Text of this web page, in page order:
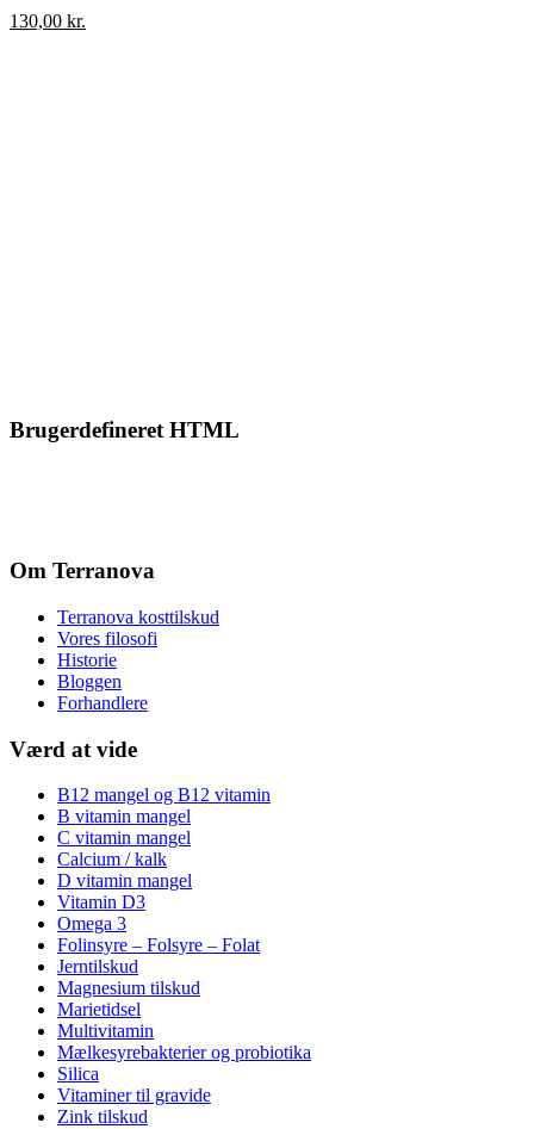
130,00 kr.
Brugerdefineret HTML
Om Terranova
Terranova kosttilskud
Vores filosofi
Historie
Bloggen
Forhandlere
Værd at vide
B12 mangel og B12 vitamin
B vitamin mangel
C vitamin mangel
Calcium / kalk
D vitamin mangel
Vitamin D3
Omega 3
Folinsyre – Folsyre – Folat
Jerntilskud
Magnesium tilskud
Marietidsel
Multivitamin
Mælkesyrebakterier og probiotika
Silica
Vitaminer til gravide
Zink tilskud